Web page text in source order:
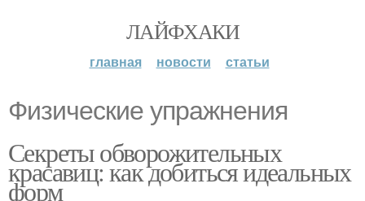
ЛАЙФХАКИ
главная новости статьи
Физические упражнения
Секреты обворожительных
красавиц: как добиться идеальных
форм